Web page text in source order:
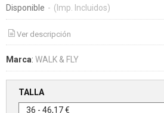
Disponible - (Imp. Incluidos)
Ver descripción
Marca: WALK & FLY
TALLA